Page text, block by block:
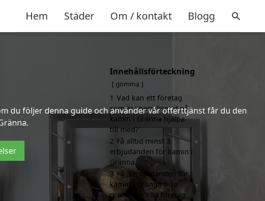
Hem Städer Om / kontakt Blogg
du följer denna guide och använder vår offerttjänst får du den
Innehållsförteckning
gömma
1 Vad kan ett företag
som är specialiserat på
kamin i Gränna hjälpa
till med?
2 Få alltid minst 3
erbjudanden för kamin i
Gränna
3 Få 3 erbjudanden för
kamin i Gränna från
professionella företag